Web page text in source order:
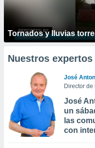
Tornados y lluvias
Nuestros expertos
José
Director de
José
un
las
con